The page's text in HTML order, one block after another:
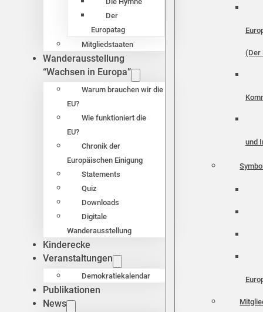
Der
Europatag
Mitgliedstaaten
Wanderausstellung
“Wachsen in Europa”
Warum brauchen wir die
EU?
Wie funktioniert die
EU?
Chronik der
Europäischen Einigung
Statements
Quiz
Downloads
Digitale
Wanderausstellung
Kinderecke
Veranstaltungen
Demokratiekalendar
Publikationen
News
(Der
und